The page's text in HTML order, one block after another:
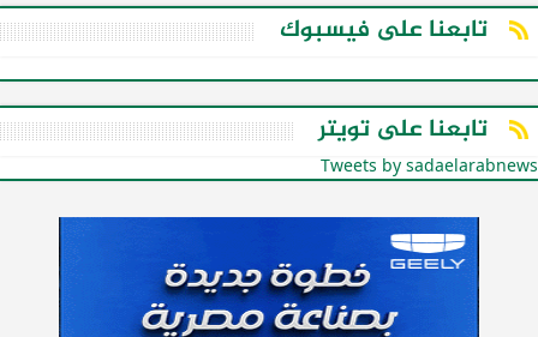
تابعنا على فيسبوك
تابعنا على تويتر
Tweets by sadaelarabnews